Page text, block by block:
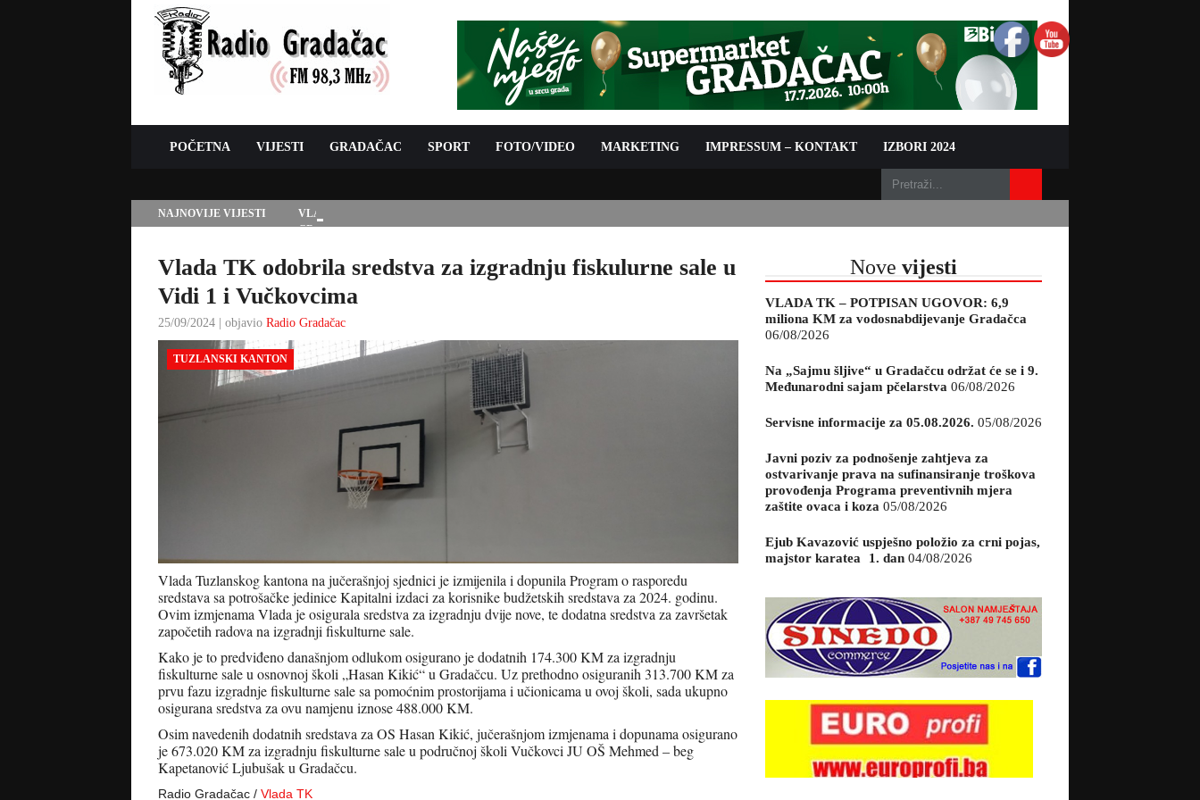
POČETNA VIJESTI GRADAČAC SPORT FOTO/VIDEO MARKETING IMPRESSUM – KONTAKT IZBORI 2024
NAJNOVIJE VIJESTI
VLADA TK – POTPISAN UGOVOR: 6,9 MILIONA KM ZA VODOSNABDIJEVANJE
GRADAČCA
Vlada TK odobrila sredstva za izgradnju fiskulurne sale u
Vidi 1 i Vučkovcima
25/09/2024 | objavio Radio Gradačac
TUZLANSKI KANTON
Vlada Tuzlanskog kantona na jučerašnjoj sjednici je izmijenila i dopunila Program o rasporedu
sredstava sa potrošačke jedinice Kapitalni izdaci za korisnike budžetskih sredstava za 2024. godinu.
Ovim izmjenama Vlada je osigurala sredstva za izgradnju dvije nove, te dodatna sredstva za završetak
započetih radova na izgradnji fiskulturne sale.
Kako je to predviđeno današnjom odlukom osigurano je dodatnih 174.300 KM za izgradnju
fiskulturne sale u osnovnoj školi „Hasan Kikić“ u Gradačcu. Uz prethodno osiguranih 313.700 KM za
prvu fazu izgradnje fiskulturne sale sa pomoćnim prostorijama i učionicama u ovoj školi, sada ukupno
osigurana sredstva za ovu namjenu iznose 488.000 KM.
Osim navedenih dodatnih sredstava za OS Hasan Kikić, jučerašnjom izmjenama i dopunama osigurano
je 673.020 KM za izgradnju fiskulturne sale u područnoj školi Vučkovci JU OŠ Mehmed – beg
Kapetanović Ljubušak u Gradačcu.
Radio Gradačac / Vlada TK
Nove vijesti
VLADA TK – POTPISAN UGOVOR: 6,9
miliona KM za vodosnabdijevanje Gradačca
06/08/2026
Na „Sajmu šljive“ u Gradačcu održat će se i 9.
Međunarodni sajam pčelarstva 06/08/2026
Servisne informacije za 05.08.2026. 05/08/2026
Javni poziv za podnošenje zahtjeva za
ostvarivanje prava na sufinansiranje troškova
provođenja Programa preventivnih mjera
zaštite ovaca i koza 05/08/2026
Ejub Kavazović uspješno položio za crni pojas,
majstor karatea 1. dan 04/08/2026